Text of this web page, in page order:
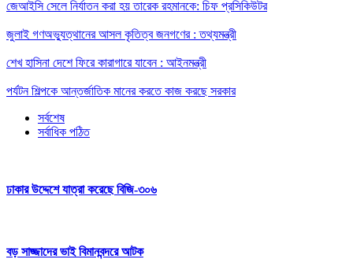
জেআইসি সেলে নির্যাতন করা হয় তারেক রহমানকে: চিফ প্রসিকিউটর
জুলাই গণঅভ্যুত্থানের আসল কৃতিত্ব জনগণের : তথ্যমন্ত্রী
শেখ হাসিনা দেশে ফিরে কারাগারে যাবেন : আইনমন্ত্রী
পর্যটন শিল্পকে আন্তর্জাতিক মানের করতে কাজ করছে সরকার
সর্বশেষ
সর্বাধিক পঠিত
ঢাকার উদ্দেশে যাত্রা করেছে বিজি-৩০৬
বড় সাজ্জাদের ভাই বিমানবন্দরে আটক